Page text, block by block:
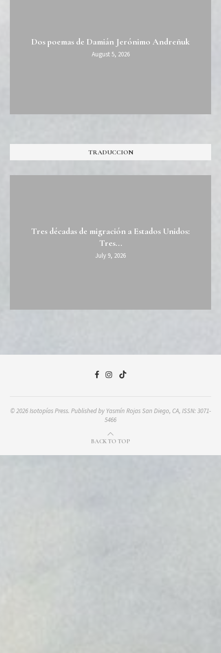
Dos poemas de Damián Jerónimo Andreñuk
August 5, 2026
TRADUCCION
Tres décadas de migración a Estados Unidos:
Tres...
July 9, 2026
© 2026 Isotopías Press. Published by Yasmín Rojas San Diego, CA, ISSN: 3071-
5466
BACK TO TOP